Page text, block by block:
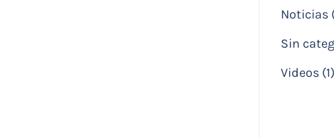
Noticias
Sin
Videos (1)